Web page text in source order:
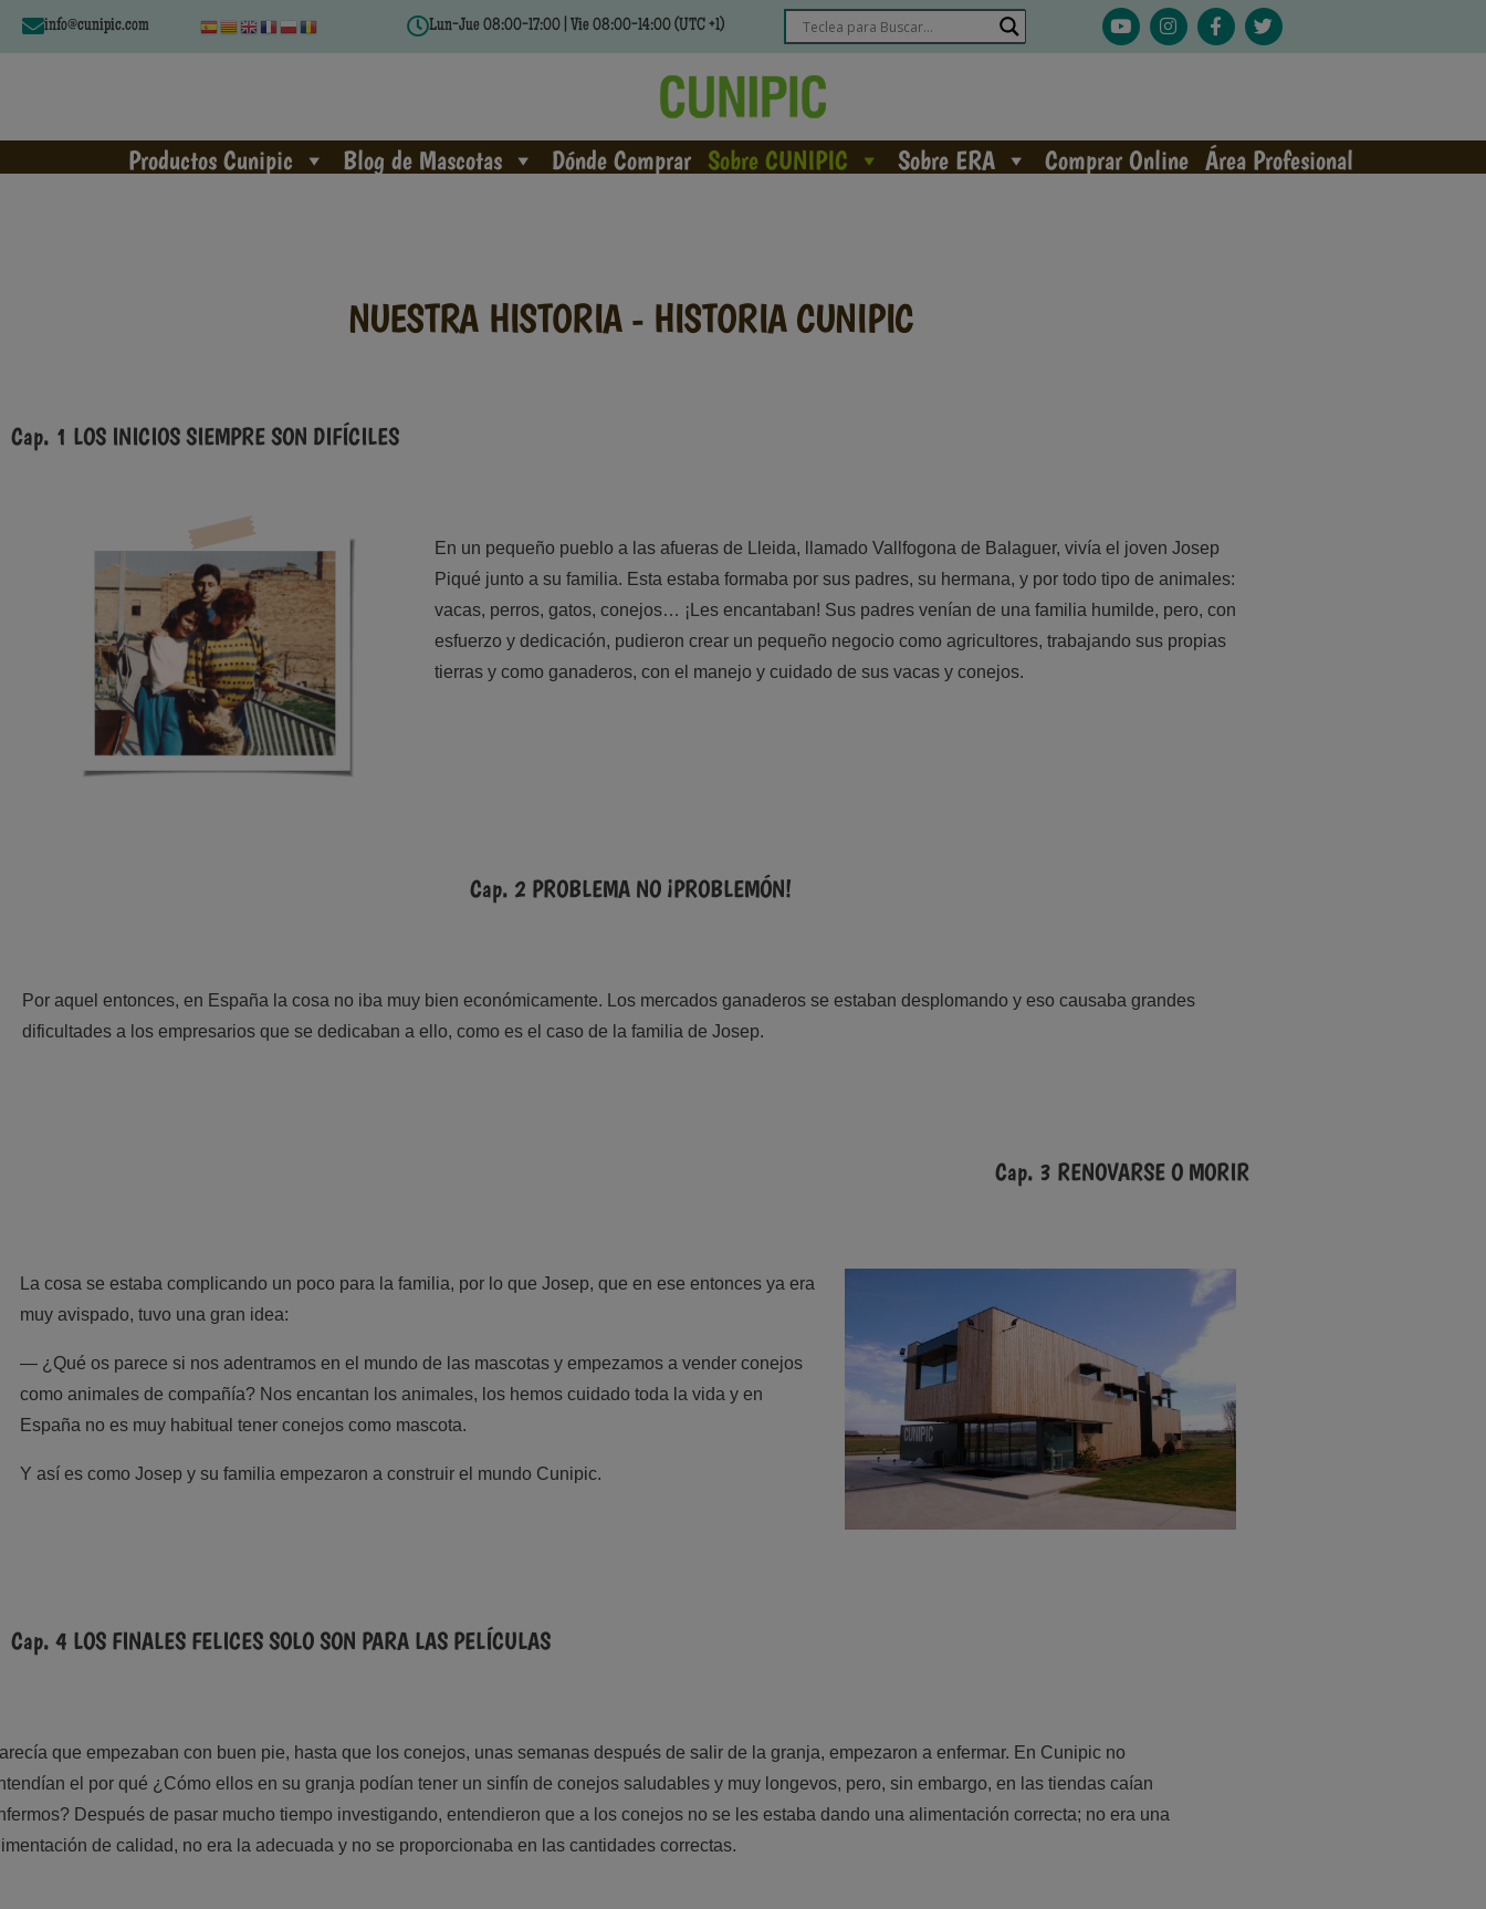
info@cunipic.com Lun-Jue 08:00-17:00 | Vie 08:00-14:00 (UTC +1)
Productos Cunipic Blog de Mascotas Dónde Comprar Sobre CUNIPIC Sobre ERA Comprar Online Área Profesional
NUESTRA HISTORIA - HISTORIA CUNIPIC
Cap. 1 LOS INICIOS SIEMPRE SON DIFÍCILES
En un pequeño pueblo a las afueras de Lleida, llamadoVallfogona de Balaguer, vivía el jovenJosep
Piqué junto a su familia. Esta estaba formaba por sus padres, su hermana, y por todo tipo de animales:
vacas, perros, gatos, conejos… ¡Les encantaban! Sus padres venían de una familia humilde, pero, con
esfuerzo y dedicación, pudieron crear un pequeño negocio como agricultores, trabajando sus propias
tierras y como ganaderos, con el manejo y cuidado de sus vacas y conejos.
Cap. 2 PROBLEMA NO ¡PROBLEMÓN!
Por aquel entonces, en España la cosa no iba muy bien económicamente. Los mercados ganaderos se estaban desplomando y eso causaba grandes
dificultades a los empresarios que se dedicaban a ello, como es el caso de la familia de Josep.
Cap. 3 RENOVARSE O MORIR
La cosa se estaba complicando un poco para la familia, por lo que Josep, que en ese entonces ya era
muy avispado, tuvo una gran idea:
—¿Qué os parece si nos adentramos en el mundo de las mascotas y empezamos a vender conejos
como animales de compañía? Nos encantan los animales, los hemos cuidado toda la vida y en
España no es muy habitual tener conejos como mascota.
Y así es como Josep y su familia empezaron a construir el mundo Cunipic.
Cap. 4 LOS FINALES FELICES SOLO SON PARA LAS PELÍCULAS
que empezaban con buen pie, hasta que los conejos, unas semanas después de salir de la granja, empezaron a enfermar. En Cunipicno
el por qué ¿Cómo ellos en su granja podían tener un sinfín de conejos saludables y muy longevos, pero, sin embargo, en las tiendas caían
Después de pasar mucho tiempo investigando, entendieron que a los conejos no se les estaba dando una alimentación correcta; no era una
de calidad, no era la adecuada y no se proporcionaba en las cantidades correctas.